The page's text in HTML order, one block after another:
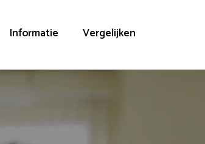
Informatie Vergelijken